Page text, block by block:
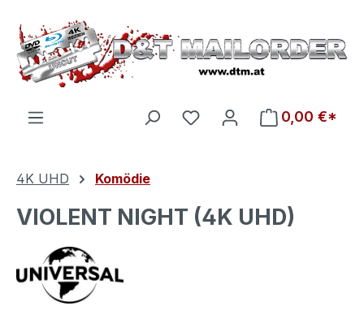
Zum Hauptinhalt springen
Du hast 0 Produkte auf
0,00 €*
4K UHD Komödie
VIOLENT NIGHT (4K UHD)